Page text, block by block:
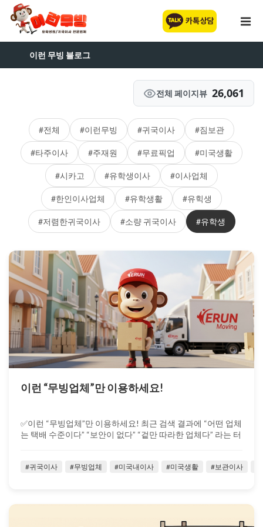
이런 무빙 블로그
전체 페이지뷰 26,061
#전체 #이런무빙 #귀국이사 #짐보관
#타주이사 #주재원 #무료픽업 #미국생활
#시카고 #유학생이사 #이사업체
#한인이사업체 #유학생활 #유힉생
#저렴한귀국이사 #소량 귀국이사 #유학생
이런 “무빙업체”만 이용하세요!
✅이런 “무빙업체”만 이용하세요! 최근 검색 결과에 “어떤 업체
는 택배 수준이다” “보안이 없다” “겉만 따라한 업체다” 라는 터
#귀국이사 #무빙업체 #미국내이사 #미국생활 #보관이사